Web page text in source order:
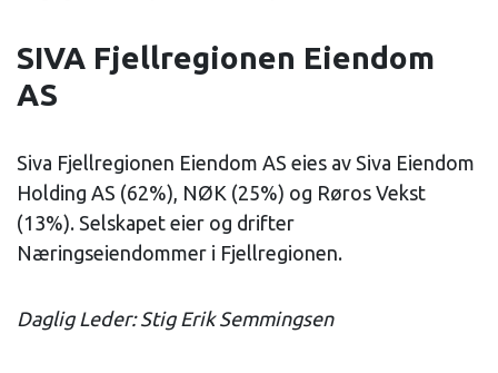
SIVA Fjellregionen Eiendom
AS
Siva Fjellregionen Eiendom AS eies av Siva Eiendom
Holding AS (62%), NØK (25%) og Røros Vekst
(13%). Selskapet eier og drifter
Næringseiendommer i Fjellregionen.
Daglig Leder: Stig Erik Semmingsen